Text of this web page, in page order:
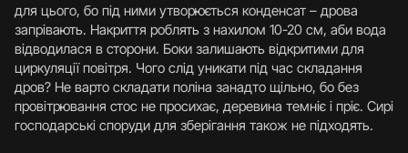
для цього, бо під ними утворюється конденсат – дрова
запрівають. Накриття роблять з нахилом 10-20 см, аби вода
відводилася в сторони. Боки залишають відкритими для
циркуляції повітря. Чого слід уникати під час складання
дров? Не варто складати поліна занадто щільно, бо без
провітрювання стос не просихає, деревина темніє і пріє. Сирі
господарські споруди для зберігання також не підходять.